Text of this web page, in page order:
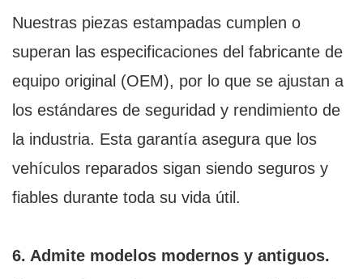
Nuestras piezas estampadas cumplen o
superan las especificaciones del fabricante de
equipo original (OEM), por lo que se ajustan a
los estándares de seguridad y rendimiento de
la industria. Esta garantía asegura que los
vehículos reparados sigan siendo seguros y
fiables durante toda su vida útil.
6. Admite modelos modernos y antiguos.